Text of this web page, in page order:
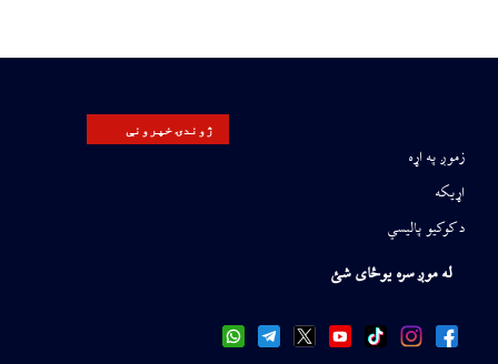
ژوندۍ خپرونې
زموږ په اړه
اړیکه
د کوکیو پالیسي
له موږ سره یوځای شئ